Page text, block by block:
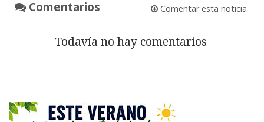
Comentarios Comentar esta noticia
Todavía no hay comentarios